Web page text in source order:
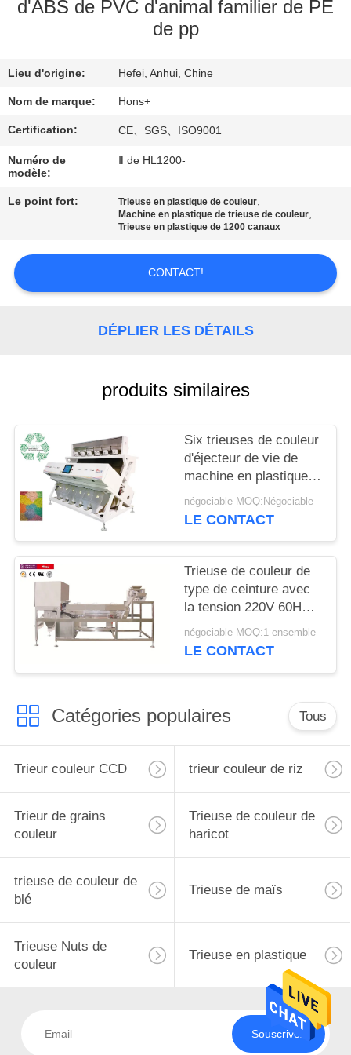
QUALITÉ
CONTACTEZ-
NOUS
DEMANDEZ
CITATION
POLICY
d'ABS de PVC d'animal familier de PE
de pp
Lieu d'origine: Hefei, Anhui, Chine
Nom de marque: Hons+
Certification: CE、SGS、ISO9001
Numéro de
modèle:
Ⅱ de HL1200-
Le point fort: Trieuse en plastique de couleur,
Machine en plastique de trieuse de couleur,
Trieuse en plastique de 1200 canaux
CONTACT!
DÉPLIER LES DÉTAILS
produits similaires
Six trieuses de couleur
d'éjecteur de vie de
machine en plastique
de Recyclingsorting de
descendeurs hautes
négociable MOQ:Négociable
LE CONTACT
Trieuse de couleur de
type de ceinture avec
la tension 220V 60HZ
pour toute matière
plastique
négociable MOQ:1 ensemble
LE CONTACT
Catégories populaires Tous
Trieur couleur CCD trieur couleur de riz
Trieur de grains
couleur
Trieuse de couleur de
haricot
trieuse de couleur de
blé
Trieuse de maïs
Trieuse Nuts de
couleur
Trieuse en plastique
Souscrivez